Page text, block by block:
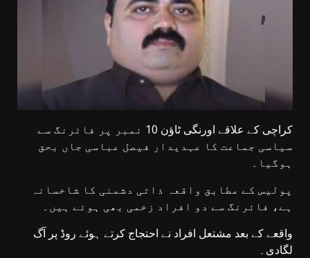
کراچی کے علاقے اورنگی ٹاؤن 10 نمبر پر فائرنگ سے
سیاسی جماعت کا عہدیدار فیصل عباسی جاں بحق
ہوگیا۔
پولیس کے مطابق واقعہ ذاتی دشمنی کا شاخسانہ
ہے، فائرنگ سے دو افراد زخمی بھی ہوئے ہیں۔
واقعے کے بعد مشتعل افراد نے احتجاج کرتے ہوئے روڈ پر آگ
لگادی۔